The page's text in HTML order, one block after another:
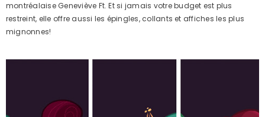
montréalaise Geneviève Ft. Et si jamais votre budget est plus
restreint, elle offre aussi les épingles, collants et affiches les plus
mignonnes!